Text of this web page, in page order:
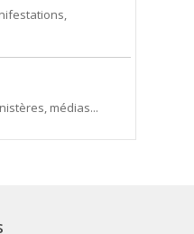
médias...